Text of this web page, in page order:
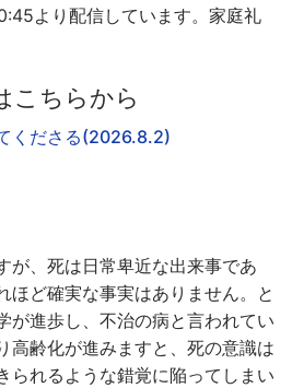
より配信しています。家庭礼
こちらから
くださる(2026.8.2)
が、死は日常卑近な出来事であ
ほど確実な事実はありません。と
が進歩し、不治の病と言われてい
高齢化が進みますと、死の意識は
られるような錯覚に陥ってしまい